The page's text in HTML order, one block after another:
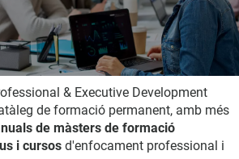
& Executive Development
de formació permanent, amb més
de màsters de formació
i cursos d'enfocament professional i